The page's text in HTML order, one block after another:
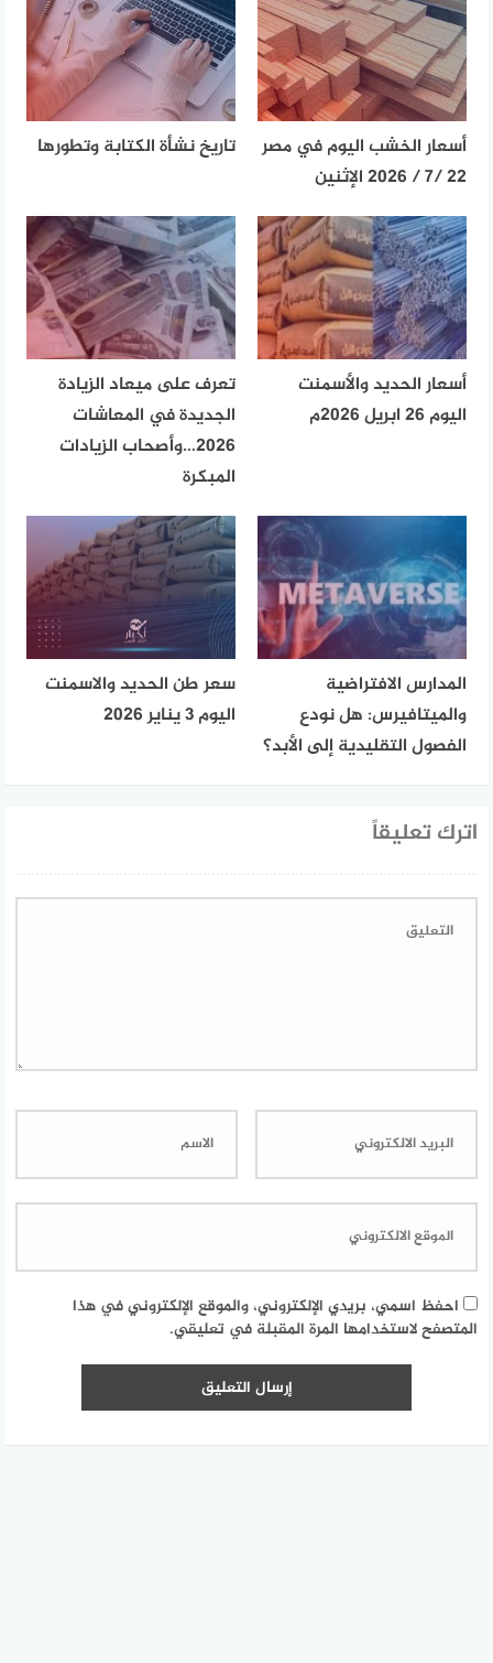
أسعار الخشب اليوم في مصر
22 /7 / 2026 الإثنين
تاريخ نشأة الكتابة وتطورها
أسعار الحديد والأسمنت
اليوم 26 ابريل 2026م
تعرف على ميعاد الزيادة
الجديدة في المعاشات
2026…وأصحاب الزيادات
المبكرة
المدارس الافتراضية
والميتافيرس: هل نودع
الفصول التقليدية إلى الأبد؟
سعر طن الحديد والاسمنت
اليوم 3 يناير 2026
اترك تعليقاً
احفظ اسمي، بريدي الإلكتروني، والموقع الإلكتروني في هذا
المتصفح لاستخدامها المرة المقبلة في تعليقي.